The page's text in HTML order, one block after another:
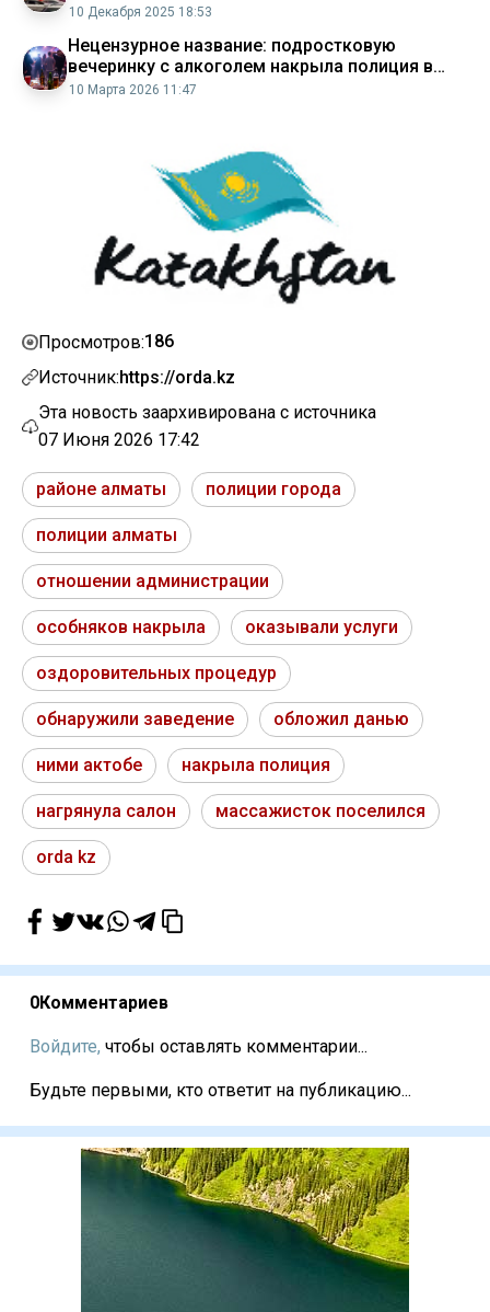
10 Декабря 2025 18:53
Нецензурное название: подростковую
вечеринку с алкоголем накрыла полиция в
Астане
10 Марта 2026 11:47
Просмотров:186
Источник:https://orda.kz
Эта новость заархивирована с источника
07 Июня 2026 17:42
районе алматы полиции города
полиции алматы
отношении администрации
особняков накрыла оказывали услуги
оздоровительных процедур
обнаружили заведение обложил данью
ними актобе накрыла полиция
нагрянула салон массажисток поселился
orda kz
0Комментариев
Войдите, чтобы оставлять комментарии...
Будьте первыми, кто ответит на публикацию...